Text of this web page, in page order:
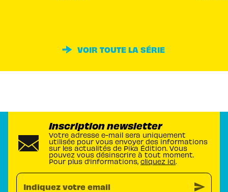
VOIR TOUTE LA SÉRIE
Inscription newsletter
Votre adresse e-mail sera uniquement
utilisée pour vous envoyer des informations
sur les actualités de Pika Édition. Vous
pouvez vous désinscrire à tout moment.
Pour plus d’informations, cliquez ici.
Indiquez votre email send